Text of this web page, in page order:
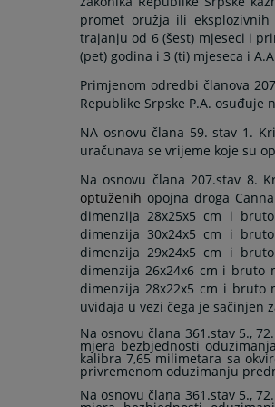
promet oružja ili eksplozivnih
trajanju od 6 (šest) mjeseci i
(pet) godina i 3 (ti) mjeseca i
Primjenom odredbi članova
Republike Srpske P.A. osuđuje
NA osnovu člana 59. stav 1.
uračunava se vrijeme koje su
Na osnovu člana 207.stav 8.
optuženih opojna droga
dimenzija 28x25x5 cm i
dimenzija 30x24x5 cm i
dimenzija 29x24x5 cm i
dimenzija 26x24x6 cm i bruto
dimenzija 28x22x5 cm i bruto
uviđaja u vezi čega je sačinjen
Na osnovu člana 361.stav 5.,
mjera bezbjednosti
kalibra 7,65 milimetara sa
privremenom oduzimanju
Na osnovu člana 361.stav 5.,